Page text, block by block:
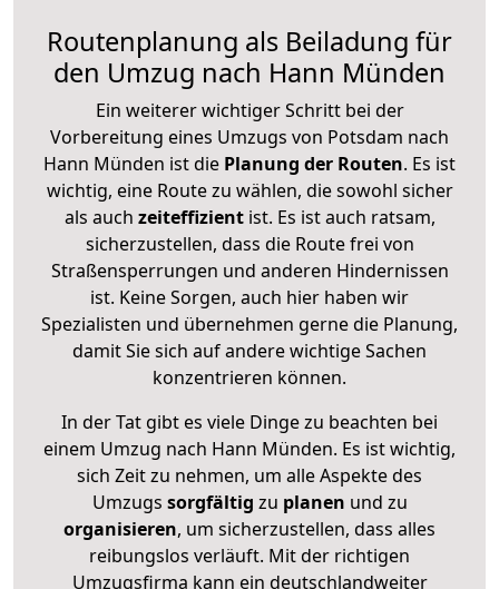
Routenplanung als Beiladung für
den Umzug nach Hann Münden
Ein weiterer wichtiger Schritt bei der
Vorbereitung eines Umzugs von Potsdam nach
Hann Münden ist die Planung der Routen. Es ist
wichtig, eine Route zu wählen, die sowohl sicher
als auch zeiteffizientist. Es ist auch ratsam,
sicherzustellen, dass die Route frei von
Straßensperrungen und anderen Hindernissen
ist. Keine Sorgen, auch hier haben wir
Spezialisten und übernehmen gerne die Planung,
damit Sie sich auf andere wichtige Sachen
konzentrieren können.
In der Tat gibt es viele Dinge zu beachten bei
einem Umzug nach Hann Münden. Es ist wichtig,
sich Zeit zu nehmen, um alle Aspekte des
Umzugs sorgfältig zu planen und zu
organisieren, um sicherzustellen, dass alles
reibungslos verläuft. Mit der richtigen
Umzugsfirma kann ein deutschlandweiter